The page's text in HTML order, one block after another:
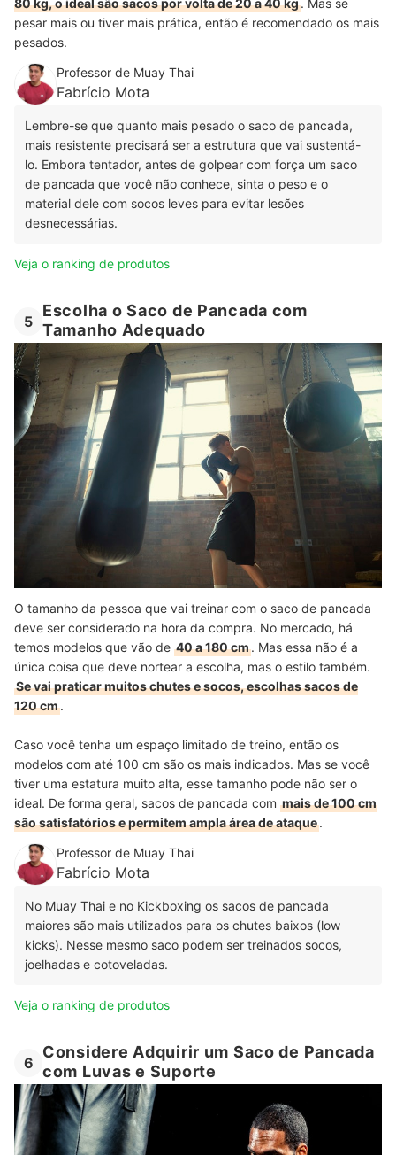
pesar mais ou tiver mais prática, então é recomendado os mais
pesados.
Professor de Muay Thai
Fabrício Mota
Lembre-se que quanto mais pesado o saco de pancada,
mais resistente precisará ser a estrutura que vai sustentá-
lo. Embora tentador, antes de golpear com força um saco
de pancada que você não conhece, sinta o peso e o
material dele com socos leves para evitar lesões
desnecessárias.
Veja o ranking de produtos
5
Escolha o Saco de Pancada com
Tamanho Adequado
O tamanho da pessoa que vai treinar com o saco de pancada
deve ser considerado na hora da compra. No mercado, há
temos modelos que vão de 40 a 180 cm. Mas essa não é a
única coisa que deve nortear a escolha, mas o estilo também.
Se vai praticar muitos chutes e socos, escolhas sacos de
120 cm.
Caso você tenha um espaço limitado de treino, então os
modelos com até 100 cm são os mais indicados. Mas se você
tiver uma estatura muito alta, esse tamanho pode não ser o
ideal. De forma geral, sacos de pancada com mais de 100 cm
são satisfatórios e permitem ampla área de ataque.
Professor de Muay Thai
Fabrício Mota
No Muay Thai e no Kickboxing os sacos de pancada
maiores são mais utilizados para os chutes baixos (low
kicks). Nesse mesmo saco podem ser treinados socos,
joelhadas e cotoveladas.
Veja o ranking de produtos
6
Considere Adquirir um Saco de Pancada
com Luvas e Suporte